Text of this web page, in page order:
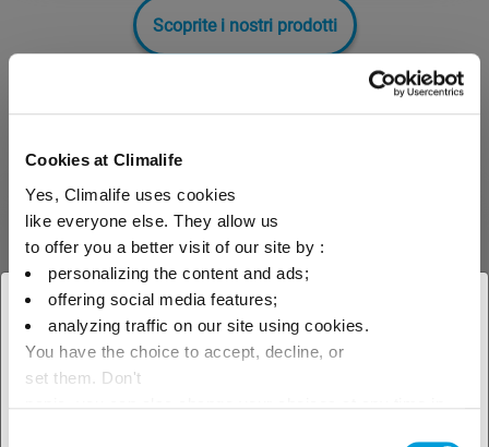
Cookies at Climalife
Yes, Climalife uses cookies
like everyone else. They allow us
to offer you a better visit of our site by :
personalizing the content and ads;
offering social media features;
analyzing traffic on our site using cookies.
You have the choice to accept, decline, or
set them. Don't
× Chiudi
Scegliete la vostra area
Scoprite i nostri prodotti
Miscele HFO
Schiume espanse Miscele HFO
NOVEXPANS™ HCFO
1233zd/CYCLOPENTANE